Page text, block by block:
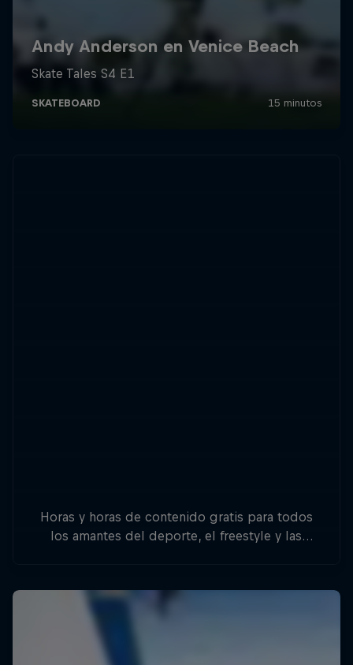
Horas y horas de contenido gratis para todos
los amantes del deporte, el freestyle y las